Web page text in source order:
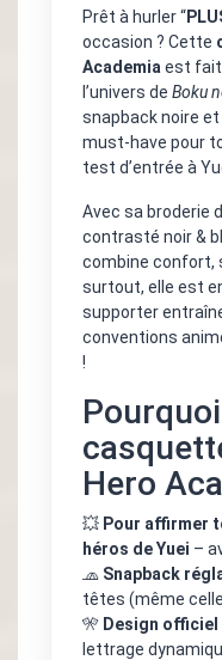
Prêt à hurler “
occasion ? Cette
Academia est
l’univers de Boku
snapback noire
must-have pour
test d’entrée à
Avec sa broderie
contrasté noir &
combine confort,
surtout, elle est
supporter
conventions
!
Hero
💥 Pour affirmer
héros de Yuei –
🧢 Snapback
têtes (même
🎌 Design officiel
lettrage